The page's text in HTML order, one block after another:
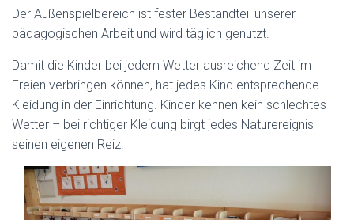
Der Außenspielbereich ist fester Bestandteil unserer
pädagogischen Arbeit und wird täglich genutzt.
Damit die Kinder bei jedem Wetter ausreichend Zeit im
Freien verbringen können, hat jedes Kind entsprechende
Kleidung in der Einrichtung. Kinder kennen kein schlechtes
Wetter – bei richtiger Kleidung birgt jedes Naturereignis
seinen eigenen Reiz.